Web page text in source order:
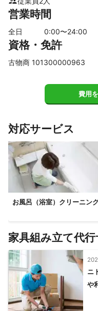
営業時間
全日 0:00〜24:00
資格・免許
古物商 101300000963
費用
対応サービス
お風呂（浴室）クリーニン
家具組み立て代
ニ
や